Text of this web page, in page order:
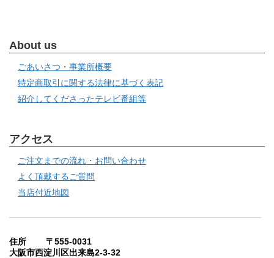
About us
ごあいさつ・事業所概要
特定商取引に関する法律に基づく表記
紹介してくださったテレビ番組等
アクセス
ご注文までの流れ・お問い合わせ
よく頂戴するご質問
当店付近地図
住所 〒555-0031
大阪市西淀川区出来島2-3-32